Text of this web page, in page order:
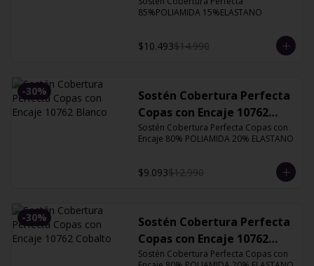
85%POLIAMIDA 15%ELASTANO
$10.493$14.990
-30%
Sostén Cobertura Perfecta
Copas con Encaje 10762
Blanco
Sostén Cobertura Perfecta Copas con
Encaje 80% POLIAMIDA 20% ELASTANO
$9.093$12.990
-30%
Sostén Cobertura Perfecta
Copas con Encaje 10762
Cobalto
Sostén Cobertura Perfecta Copas con